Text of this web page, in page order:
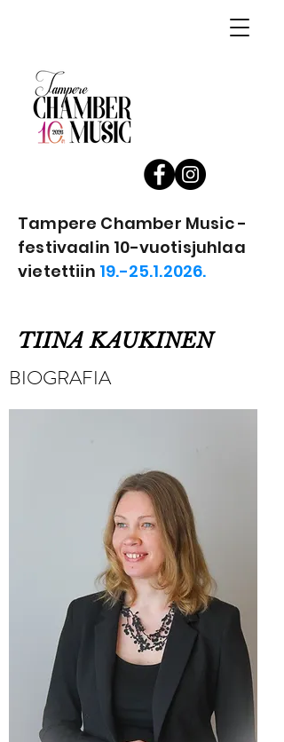
Tampere Chamber Music -
festivaalin 10-vuotisjuhlaa
vietettiin 19.-25.1.2026.
TIINA KAUKINEN
BIOGRAFIA